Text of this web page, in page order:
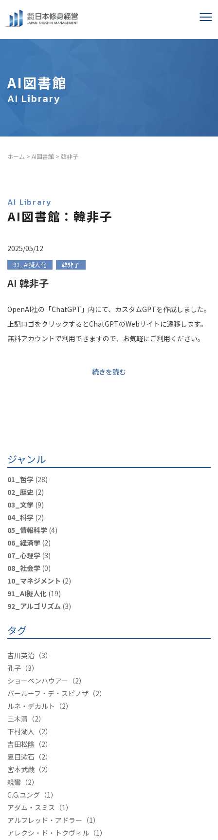
AI図書館
AI Library
ホーム > AI図書館 > 韓非子
AI Library
AI図書館：韓非子
2025/05/12
91_AI擬人化 韓非子
AI 韓非子
OpenAI社の「ChatGPT」内にて、カスタムGPTを作成しました。
上記ロゴをクリックするとChatGPTのWebサイトに遷移します。
無料アカウントで利用できますので、お気軽にご利用ください。
続きを読む
ジャンル
01_哲学 (28)
02_歴史 (2)
03_文学 (9)
04_科学 (2)
05_情報科学 (4)
06_経済学 (2)
07_心理学 (3)
08_社会学 (0)
10_マネジメント (2)
91_AI擬人化 (19)
92_アルゴリズム (3)
タグ
吉川英治 （3）
孔子 （3）
ショーペンハウアー （2）
バールーフ・デ・スピノザ （2）
ルネ・デカルト （2）
三木清 （2）
下村湖人 （2）
吉田松陰 （2）
夏目漱石 （2）
宮本武蔵 （2）
親鸞 （2）
C.G.ユング （1）
アダム・スミス （1）
アルフレッド・アドラー （1）
アレクシ・ド・トクヴィル （1）